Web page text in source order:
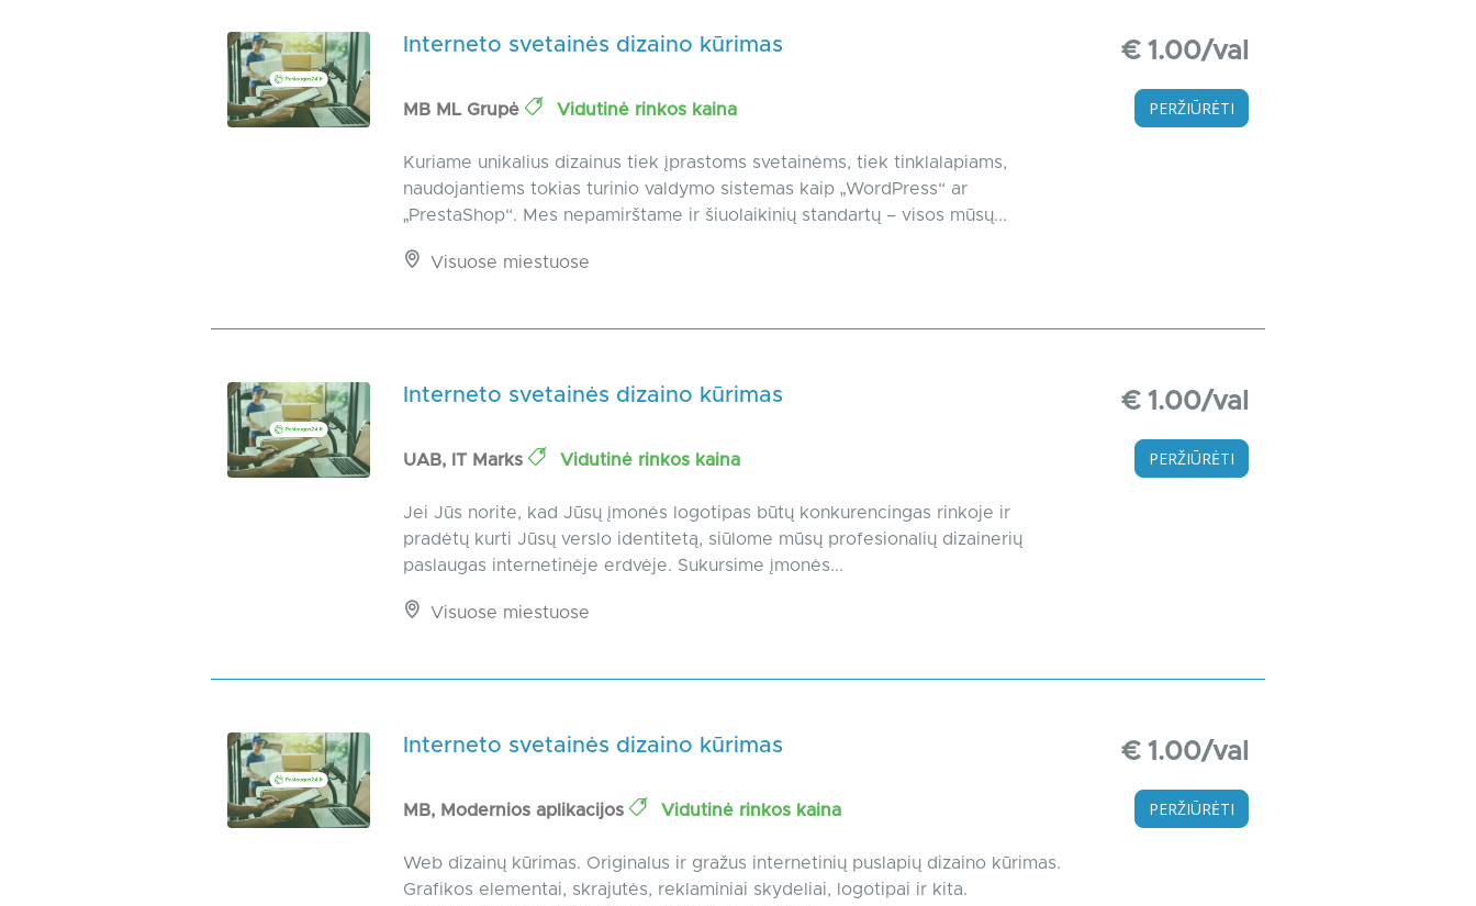
Interneto svetainės dizaino kūrimas
MB ML Grupė Vidutinė rinkos kaina
Kuriame unikalius dizainus tiek įprastoms svetainėms, tiek tinklalapiams,
naudojantiems tokias turinio valdymo sistemas kaip „WordPress“ ar
„PrestaShop“. Mes nepamirštame ir šiuolaikinių standartų – visos mūsų...
Visuose miestuose
€ 1.00/val
PERŽIŪRĖTI
Interneto svetainės dizaino kūrimas
UAB, IT Marks Vidutinė rinkos kaina
Jei Jūs norite, kad Jūsų įmonės logotipas būtų konkurencingas rinkoje ir
pradėtų kurti Jūsų verslo identitetą, siūlome mūsų profesionalių dizainerių
paslaugas internetinėje erdvėje. Sukursime įmonės...
Visuose miestuose
€ 1.00/val
PERŽIŪRĖTI
Interneto svetainės dizaino kūrimas
MB, Modernios aplikacijos Vidutinė rinkos kaina
Web dizainų kūrimas. Originalus ir gražus internetinių puslapių dizaino kūrimas.
Grafikos elementai, skrajutės, reklaminiai skydeliai, logotipai ir kita.
€ 1.00/val
PERŽIŪRĖTI